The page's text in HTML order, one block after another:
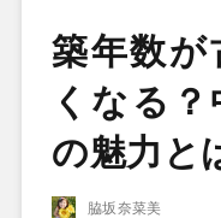
築年数が
くなる
の魅力と
脇坂奈菜美